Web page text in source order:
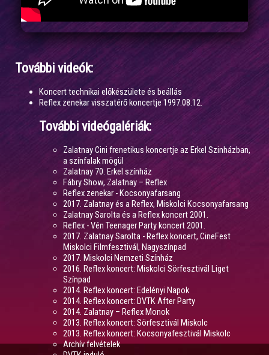
További videók:
Koncert technikai előkészülete és beállás
Reflex zenekar visszatérő koncertje 1997.08.12.
További videógalériák:
Zalatnay Cini frenetikus koncertje az Erkel Szinházban,
a színfalak mögül
Zalatnay 70. Erkel színház
Fábry Show, Zalatnay – Reflex
Reflex zenekar - Kocsonyafarsang
2017. Zalatnay és a Reflex, Miskolci Kocsonyafarsang
Zalatnay Sarolta és a Reflex koncert 2001.
Reflex - Vén Teenager Party koncert 2001.
2017. Zalatnay Sarolta - Reflex koncert, CineFest
Miskolci Filmfesztivál, Nagyszínpad
2017. Miskolci Nemzeti Színház
2016. Reflex koncert: Miskolci Sörfesztivál Liget
Színpad
2014. Reflex koncert: Edelényi Napok
2014. Reflex koncert: DVTK After Party
2014. Zalatnay – Reflex Monok
2013. Reflex koncert: Sörfesztivál Miskolc
2013. Reflex koncert: Kocsonyafesztivál Miskolc
Archív felvételek